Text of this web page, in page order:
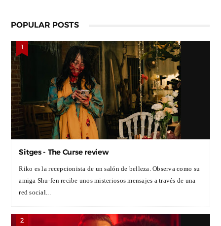
POPULAR POSTS
Sitges - The Curse review
Riko es la recepcionista de un salón de belleza. Observa como su
amiga Shu-fen recibe unos misteriosos mensajes a través de una
red social...